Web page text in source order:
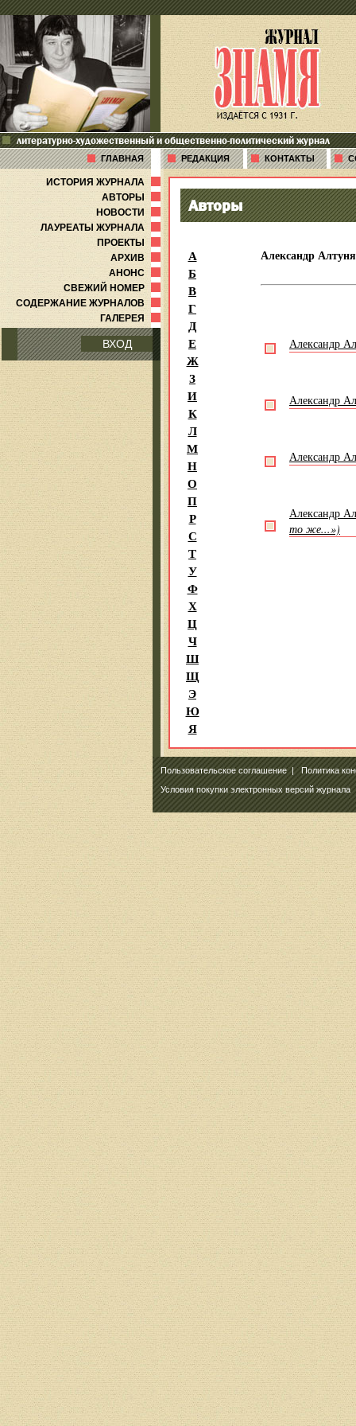
литературно-художественный и общественно-политический журнал
ГЛАВНАЯ РЕДАКЦИЯ КОНТАКТЫ
ИСТОРИЯ ЖУРНАЛА
АВТОРЫ
НОВОСТИ
ЛАУРЕАТЫ ЖУРНАЛА
ПРОЕКТЫ
АРХИВ
АНОНС
СВЕЖИЙ НОМЕР
СОДЕРЖАНИЕ ЖУРНАЛОВ
ГАЛЕРЕЯ
ВХОД
Авторы
А
Б
В
Г
Д
Е
Ж
З
И
К
Л
М
Н
О
П
Р
С
Т
У
Ф
Х
Ц
Ч
Ш
Щ
Э
Ю
Я
Александр
Александр
Александр
Александр
Александр
то же...»)
Пользовательское соглашение|Политика
Условия покупки электронных версий журнала